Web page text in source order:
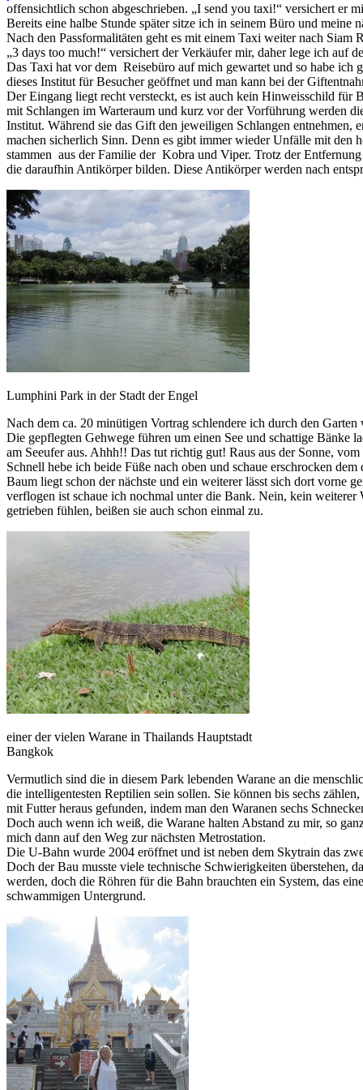
offensichtlich schon abgeschrieben. „I send you taxi!“ versichert er
Bereits eine halbe Stunde später sitze ich in seinem Büro und
Nach den Passformalitäten geht es mit einem Taxi weiter nach
„3 days too much!“ versichert der Verkäufer mir, daher lege ich auf
Das Taxi hat vor dem Reisebüro auf mich gewartet und so habe ich
dieses Institut für Besucher geöffnet und man kann bei der
Der Eingang liegt recht versteckt, es ist auch kein Hinweisschild für
mit Schlangen im Warteraum und kurz vor der Vorführung werden
Institut. Während sie das Gift den jeweiligen Schlangen entnehmen,
machen sicherlich Sinn. Denn es gibt immer wieder Unfälle mit den
stammen aus der Familie der Kobra und Viper. Trotz der
die daraufhin Antikörper bilden. Diese Antikörper werden nach
Lumphini Park in der Stadt der Engel
Nach dem ca. 20 minütigen Vortrag schlendere ich durch den
Die gepflegten Gehwege führen um einen See und schattige Bänke
am Seeufer aus. Ahhh!! Das tut richtig gut! Raus aus der Sonne,
Schnell hebe ich beide Füße nach oben und schaue erschrocken
Baum liegt schon der nächste und ein weiterer lässt sich dort vorne
verflogen ist schaue ich nochmal unter die Bank. Nein, kein
getrieben fühlen, beißen sie auch schon einmal zu.
einer der vielen Warane in Thailands Hauptstadt
Bangkok
Vermutlich sind die in diesem Park lebenden Warane an die
die intelligentesten Reptilien sein sollen. Sie können bis sechs
mit Futter heraus gefunden, indem man den Waranen sechs
Doch auch wenn ich weiß, die Warane halten Abstand zu mir, so
mich dann auf den Weg zur nächsten Metrostation.
Die U-Bahn wurde 2004 eröffnet und ist neben dem Skytrain das
Doch der Bau musste viele technische Schwierigkeiten überstehen,
werden, doch die Röhren für die Bahn brauchten ein System, das
schwammigen Untergrund.